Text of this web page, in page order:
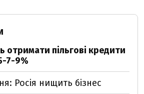
отримати пільгові кредити
7-9%
Росія нищить бізнес